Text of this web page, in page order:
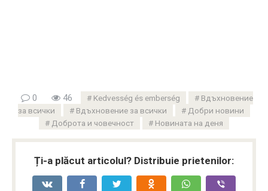
0 46 Kedvesség és emberség
Вдъхновение
за всички
Вдъхновение за всички
Добри новини
Доброта и човечност
Новината на деня
Ți-a plăcut articolul? Distribuie prietenilor: